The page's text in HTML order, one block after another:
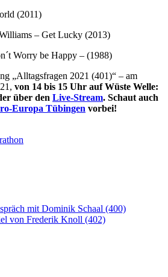
(2011)
– Get Lucky (2013)
Worry be Happy – (1988)
„Alltagsfragen 2021 (401)“ – am
von 14 bis 15 Uhr auf Wüste Welle:
über den Live-Stream. Schaut auch
Europa Tübingen vorbei!
mit Dominik Schaal (400)
von Frederik Knoll (402)